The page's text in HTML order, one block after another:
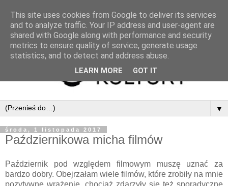
▼
środa, 1 listopada 2017
Październikowa micha filmów
Październik pod względem filmowym muszę uznać za
bardzo dobry. Obejrzałam wiele filmów, które zrobiły na mnie
pozytywne wrażenie, chociaż zdarzyły się też sporadyczne
This site uses cookies from Google to deliver its services
and to analyze traffic. Your IP address and user-agent are
shared with Google along with performance and security
metrics to ensure quality of service, generate usage
statistics, and to detect and address abuse.
LEARN MORE GOT IT